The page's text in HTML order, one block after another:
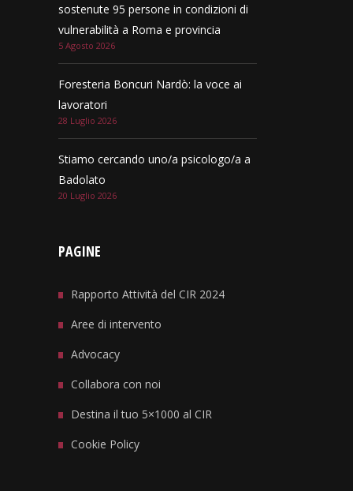
sostenute 95 persone in condizioni di
vulnerabilità a Roma e provincia
5 Agosto 2026
Foresteria Boncuri Nardò: la voce ai
lavoratori
28 Luglio 2026
Stiamo cercando uno/a psicologo/a a
Badolato
20 Luglio 2026
PAGINE
Rapporto Attività del CIR 2024
Aree di intervento
Advocacy
Collabora con noi
Destina il tuo 5×1000 al CIR
Cookie Policy